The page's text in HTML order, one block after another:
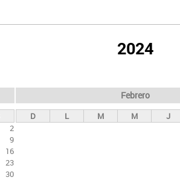
2024
2
9
16
23
30
Febrero
D L M M J